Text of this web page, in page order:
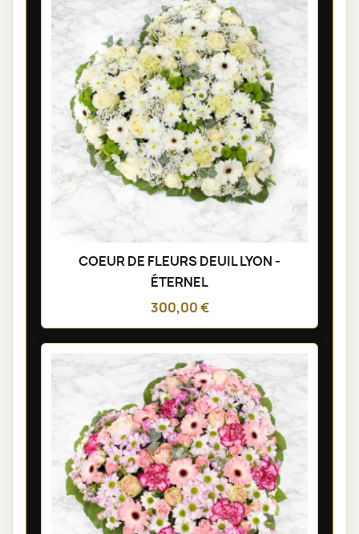
COEUR DE FLEURS DEUIL LYON -
ÉTERNEL
300,00 €